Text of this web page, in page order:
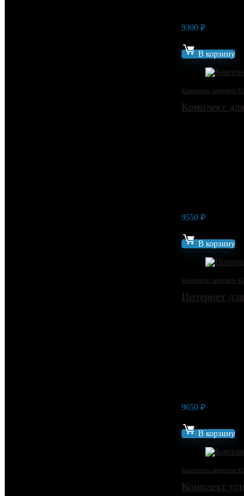
9300 ₽
В корзину
Комплекты интернета
Комплект
9550 ₽
В корзину
Комплекты интернета
Интернет
9650 ₽
В корзину
Комплекты интернета
Комплект